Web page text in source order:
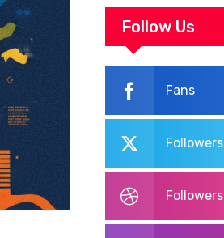
Follow Us
Fans
Followers
Followers